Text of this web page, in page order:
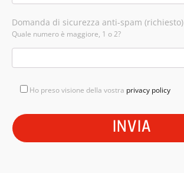
Domanda di sicurezza anti-spam (richiesto)
Quale numero è maggiore, 1 o 2?
Ho preso visione della vostra privacy policy